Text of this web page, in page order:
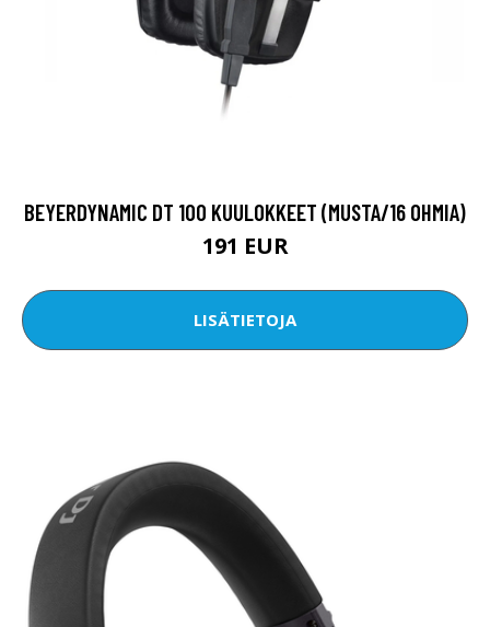
BEYERDYNAMIC DT 100 KUULOKKEET (MUSTA/16 OHMIA)
191 EUR
LISÄTIETOJA